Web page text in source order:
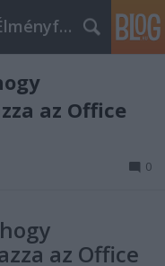
Tamási termálfürdő, Fürdő, Élményfürdő
az Office
0
az Office